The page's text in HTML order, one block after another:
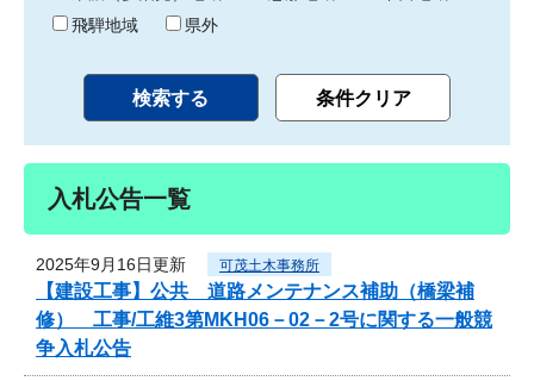
飛騨地域
県外
入札公告一覧
2025年9月16日更新 可茂土木事務所
【建設工事】公共 道路メンテナンス補助（橋梁補
修） 工事/工維3第MKH06－02－2号に関する一般競
争入札公告